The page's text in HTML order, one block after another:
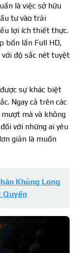
là việc sở hữu
tư vào trải
lợi ích thiết thực.
bốn lần Full HD,
độ sắc nét tuyệt
sự khác biệt
Ngay cả trên các
mà và không
với những ai yêu
giản là muốn
Khủng Long
Quyền